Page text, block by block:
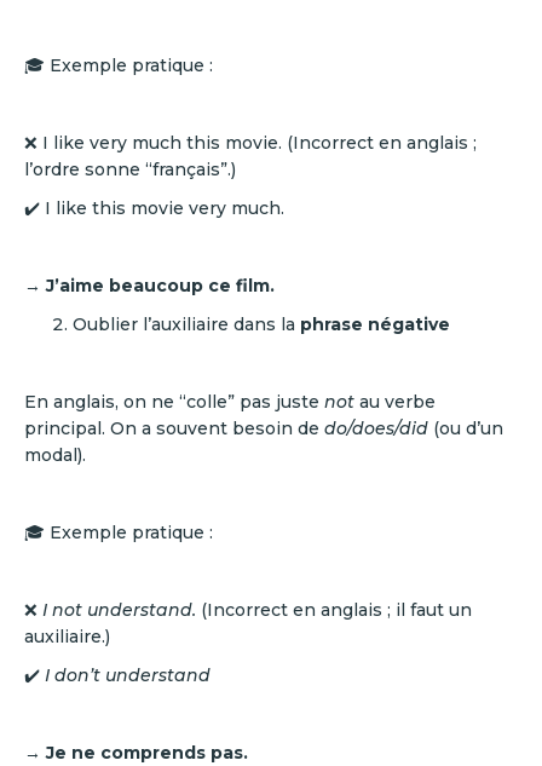
🎓 Exemple pratique :
❌ I like very much this movie. (Incorrect en anglais ;
l’ordre sonne “français”.)
✔️ I like this movie very much.
→J’aime beaucoup ce film.
Oublier l’auxiliaire dans la phrase négative
En anglais, on ne “colle” pas juste not au verbe
principal. On a souvent besoin de do/does/did (ou d’un
modal).
🎓 Exemple pratique :
❌ I not understand. (Incorrect en anglais ; il faut un
auxiliaire.)
✔️ I don’t understand
→Je ne comprends pas.